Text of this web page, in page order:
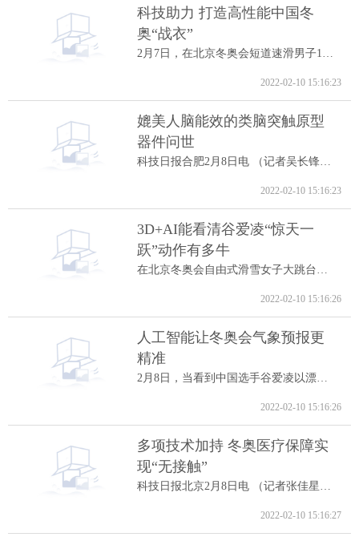
科技助力 打造高性能中国冬
奥“战衣”
2月7日，在北京冬奥会短道速滑男子1000米A...
2022-02-10 15:16:23
媲美人脑能效的类脑突触原型
器件问世
科技日报合肥2月8日电 （记者吴长锋）8日...
2022-02-10 15:16:23
3D+AI能看清谷爱凌“惊天一
跃”动作有多牛
在北京冬奥会自由式滑雪女子大跳台决赛中...
2022-02-10 15:16:26
人工智能让冬奥会气象预报更
精准
2月8日，当看到中国选手谷爱凌以漂亮的高...
2022-02-10 15:16:26
多项技术加持 冬奥医疗保障实
现“无接触”
科技日报北京2月8日电 （记者张佳星）记...
2022-02-10 15:16:27